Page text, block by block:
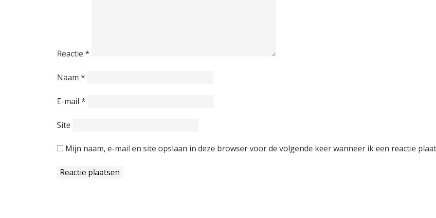
Reactie *
Naam *
E-mail *
Site
Mijn naam, e-mail en site opslaan in deze browser voor de volgende keer wanneer ik een reactie